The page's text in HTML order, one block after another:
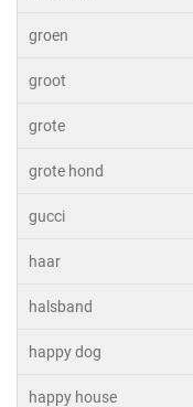
groen
groot
grote
grote hond
gucci
haar
halsband
happy dog
happy house